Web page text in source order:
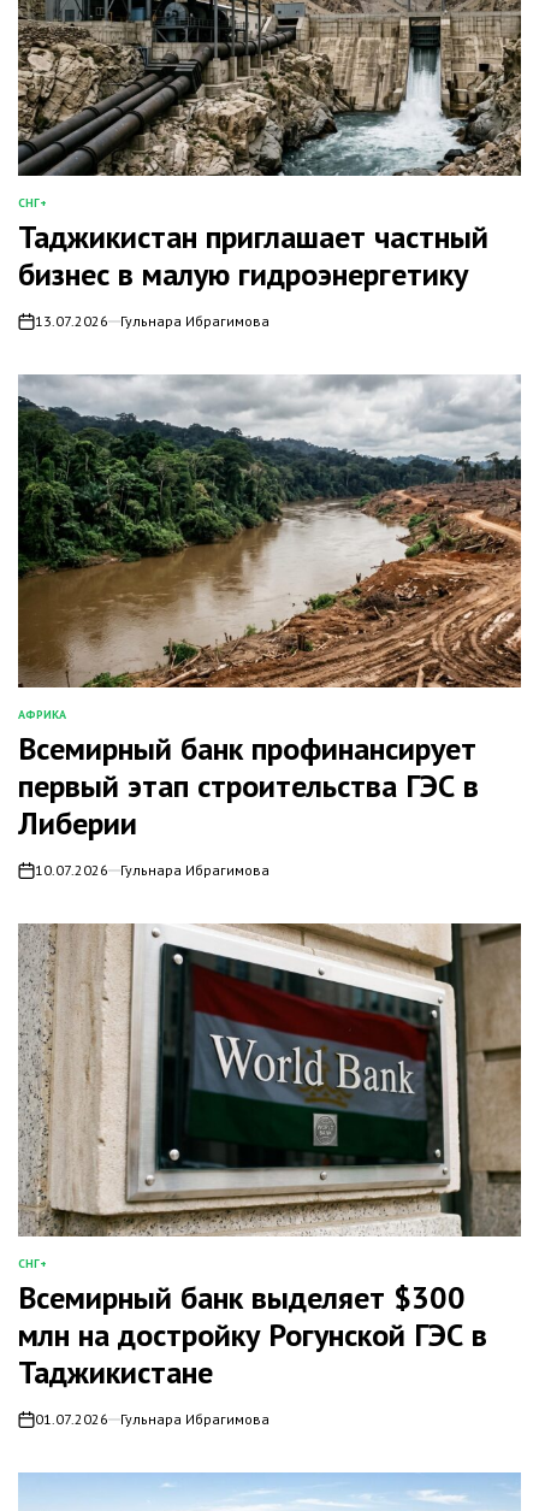
ОПУБЛИКОВАНО
В
СНГ+
Таджикистан приглашает частный
бизнес в малую гидроэнергетику
on13.07.2026 Гульнара Ибрагимова
ОПУБЛИКОВАНО
В
АФРИКА
Всемирный банк профинансирует
первый этап строительства ГЭС в
Либерии
on10.07.2026 Гульнара Ибрагимова
ОПУБЛИКОВАНО
В
СНГ+
Всемирный банк выделяет $300
млн на достройку Рогунской ГЭС в
Таджикистане
on01.07.2026 Гульнара Ибрагимова